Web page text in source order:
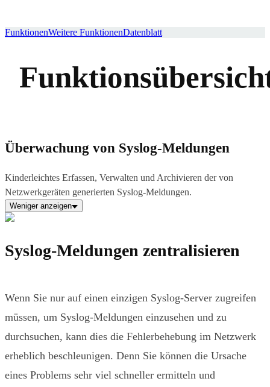
FunktionenWeitere FunktionenDatenblatt
Überwachung von Syslog-Meldungen
Kinderleichtes Erfassen, Verwalten und Archivieren der von
Netzwerkgeräten generierten Syslog-Meldungen.
Weniger anzeigen
Syslog-Meldungen zentralisieren
Wenn Sie nur auf einen einzigen Syslog-Server zugreifen
müssen, um Syslog-Meldungen einzusehen und zu
durchsuchen, kann dies die Fehlerbehebung im Netzwerk
erheblich beschleunigen. Denn Sie können die Ursache
eines Problems sehr viel schneller ermitteln und